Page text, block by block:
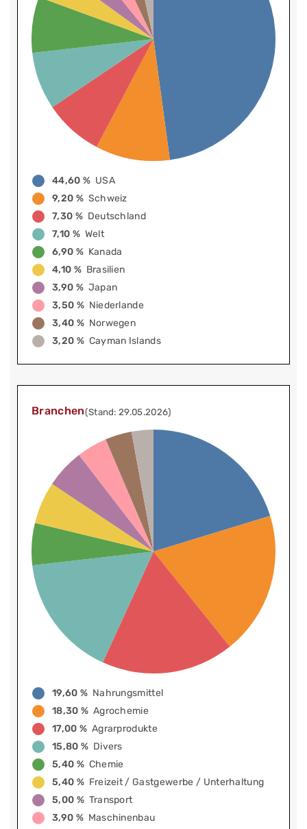
44,60 % USA
9,20 % Schweiz
7,30 % Deutschland
7,10 % Welt
6,90 % Kanada
4,10 % Brasilien
3,90 % Japan
3,50 % Niederlande
3,40 % Norwegen
3,20 % Cayman Islands
Branchen(Stand: 29.05.2026)
19,60 % Nahrungsmittel
18,30 % Agrochemie
17,00 % Agrarprodukte
15,80 % Divers
5,40 % Chemie
5,40 % Freizeit / Gastgewerbe / Unterhaltung
5,00 % Transport
3,90 % Maschinenbau